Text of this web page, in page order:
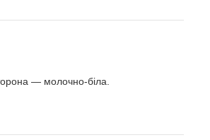
— молочно-біла.